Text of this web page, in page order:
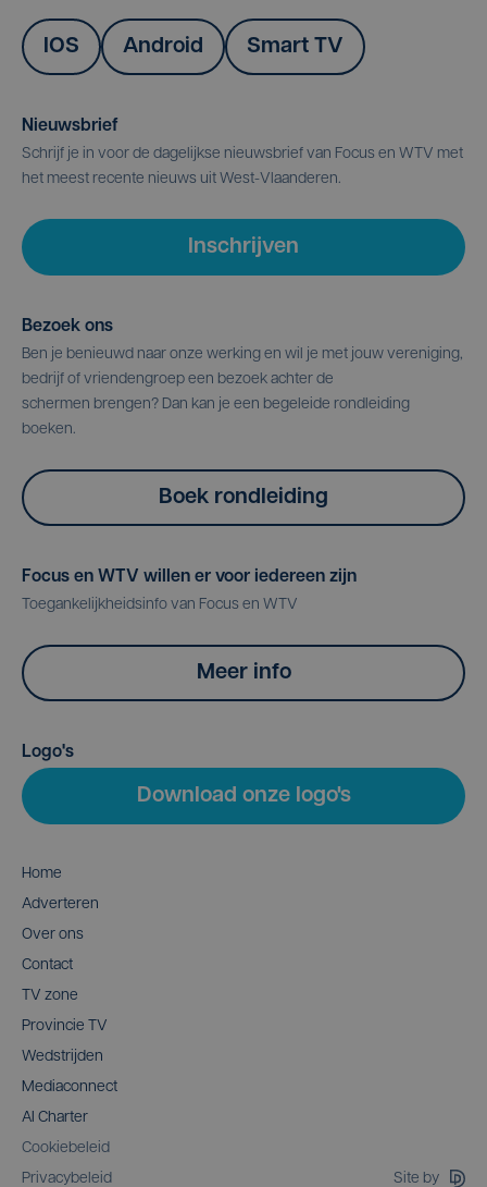
IOS Android Smart TV
Nieuwsbrief
Schrijf je in voor de dagelijkse nieuwsbrief van Focus en WTV met
het meest recente nieuws uit West-Vlaanderen.
Inschrijven
Bezoek ons
Ben je benieuwd naar onze werking en wil je met jouw vereniging,
bedrijf of vriendengroep een bezoek achter de
schermen brengen? Dan kan je een begeleide rondleiding
boeken.
Boek rondleiding
Focus en WTV willen er voor iedereen zijn
Toegankelijkheidsinfo van Focus en WTV
Meer info
Logo's
Download onze logo's
Home
Adverteren
Over ons
Contact
TV zone
Provincie TV
Wedstrijden
Mediaconnect
AI Charter
Cookiebeleid
Privacybeleid
Site by